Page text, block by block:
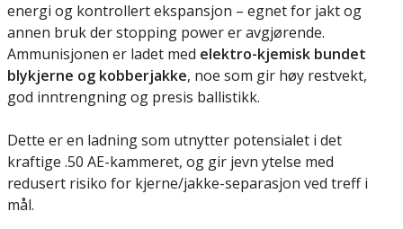
energi og kontrollert ekspansjon – egnet for jakt og
annen bruk der stopping power er avgjørende.
Ammunisjonen er ladet med elektro-kjemisk bundet
blykjerne og kobberjakke, noe som gir høy restvekt,
god inntrengning og presis ballistikk.
Dette er en ladning som utnytter potensialet i det
kraftige .50 AE-kammeret, og gir jevn ytelse med
redusert risiko for kjerne/jakke-separasjon ved treff i
mål.